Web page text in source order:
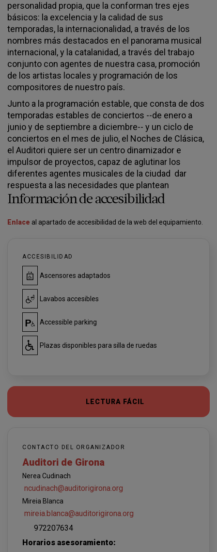
personalidad propia, que la conforman tres ejes
básicos: la excelencia y la calidad de sus
temporadas, la internacionalidad, a través de los
nombres más destacados en el panorama musical
internacional, y la catalanidad, a través del trabajo
conjunto con agentes de nuestra casa, promoción
de los artistas locales y programación de los
compositores de nuestro país.
Junto a la programación estable, que consta de dos
temporadas estables de conciertos --de enero a
junio y de septiembre a diciembre-- y un ciclo de
conciertos en el mes de julio, el Noches de Clásica,
el Auditori quiere ser un centro dinamizador e
impulsor de proyectos, capaz de aglutinar los
diferentes agentes musicales de la ciudad dar
respuesta a las necesidades que plantean
Información de accesibilidad
Enlace al apartado de accesibilidad de la web del equipamiento.
ACCESIBILIDAD
Ascensores adaptados
Lavabos accesibles
Accessible parking
Plazas disponibles para silla de ruedas
LECTURA FÁCIL
CONTACTO DEL ORGANIZADOR
Auditori de Girona
Nerea Cudinach
ncudinach@auditorigirona.org
Mireia Blanca
mireia.blanca@auditorigirona.org
972207634
Horarios asesoramiento: